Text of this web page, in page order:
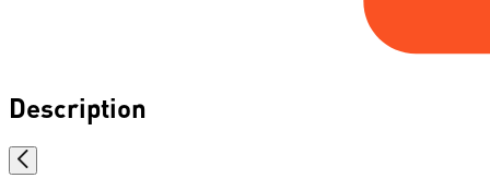
Description